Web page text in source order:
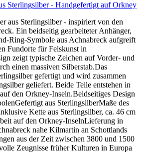
Sterlingsilber - Handgefertigt auf Orkney
aus Sterlingsilber - inspiriert von den
Ein beidseitig gearbeiteter Anhänger,
Ring-Symbole aus Achnabreck aufgreift
Fundorte für Felskunst in
zeigt typische Zeichen auf Vorder- und
einen massiven Silberstab.Das
gefertigt und wird zusammen
geliefert. Beide Teile entstehen in
den Orkney-Inseln.Beidseitiges Design
aus SterlingsilberMaße des
Kette aus Sterlingsilber, ca. 46 cm
auf den Orkney-InselnLieferung in
nahe Kilmartin an Schottlands
aus der Zeit zwischen 3800 und 1500
Zeugnisse früher Kulturen in Europa